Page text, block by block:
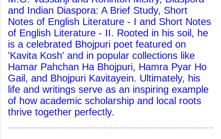
and Indian Diaspora: A Brief Study, Short
Notes of English Literature - I and Short Notes
of English Literature - II. Rooted in his soil, he
is a celebrated Bhojpuri poet featured on
'Kavita Kosh' and in popular collections like
Hamar Pahchan Ha Bhojpuri, Hamra Pyar Ho
Gail, and Bhojpuri Kavitayein. Ultimately, his
life and writings serve as an inspiring example
of how academic scholarship and local roots
thrive together perfectly.